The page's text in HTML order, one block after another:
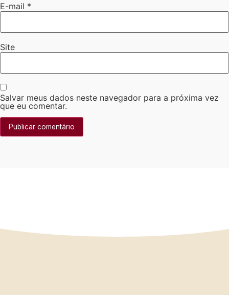
E-mail *
Site
Salvar meus dados neste navegador para a próxima vez
que eu comentar.